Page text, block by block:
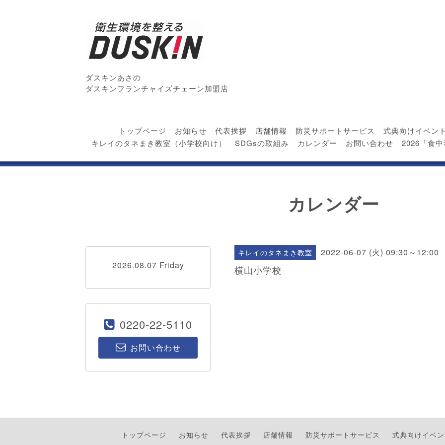
ダスキンあさの
ダスキンフランチャイズチェーン加盟店
トップページ お知らせ 代表挨拶 店舗情報 防災サポートサービス 式典向けイベン
キレイのタネまき教室（小学校向け）
SDGsの取組み カレンダー お問い合わせ 2026「食
カレンダー
キレイのタネまき教室 2022-06-07 (火) 09:30～12:00
横山小学校
2026.08.07 Friday
0220-22-5110
お問い合わせ
トップページ お知らせ 代表挨拶 店舗情報 防災サポートサービス 式典向けイベ